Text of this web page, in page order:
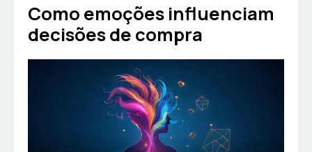
Como emoções influenciam
decisões de compra